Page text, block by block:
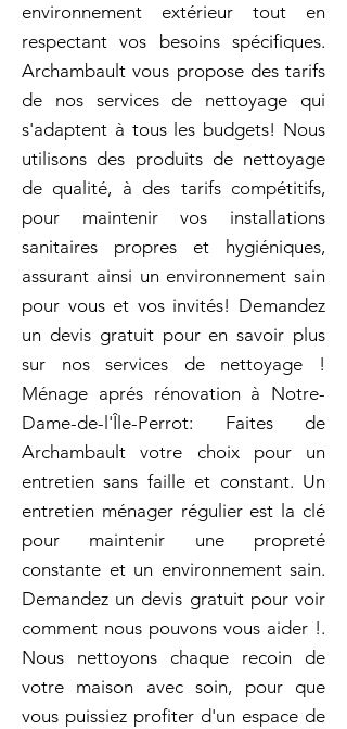
environnement extérieur tout en
respectant vos besoins spécifiques.
Archambault vous propose des tarifs
de nos services de nettoyage qui
s'adaptent à tous les budgets! Nous
utilisons des produits de nettoyage
de qualité, à des tarifs compétitifs,
pour maintenir vos installations
sanitaires propres et hygiéniques,
assurant ainsi un environnement sain
pour vous et vos invités! Demandez
un devis gratuit pour en savoir plus
sur nos services de nettoyage !
Ménage aprés rénovation à Notre-
Dame-de-l'Île-Perrot: Faites de
Archambault votre choix pour un
entretien sans faille et constant. Un
entretien ménager régulier est la clé
pour maintenir une propreté
constante et un environnement sain.
Demandez un devis gratuit pour voir
comment nous pouvons vous aider !.
Nous nettoyons chaque recoin de
votre maison avec soin, pour que
vous puissiez profiter d'un espace de